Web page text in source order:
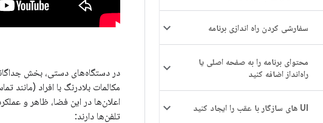
سفارشی کردن راه اندازی برنامه
محتوای برنامه را به صفحه اصلی یا
راه‌انداز اضافه کنید
UI های سازگار با عقب را ایجاد کنید
در دستگاه‌های دستی، بخش
مکالمات بلادرنگ با افراد
اعلان‌ها در این فضا، ظاهر و
تلفن‌ها دارند: